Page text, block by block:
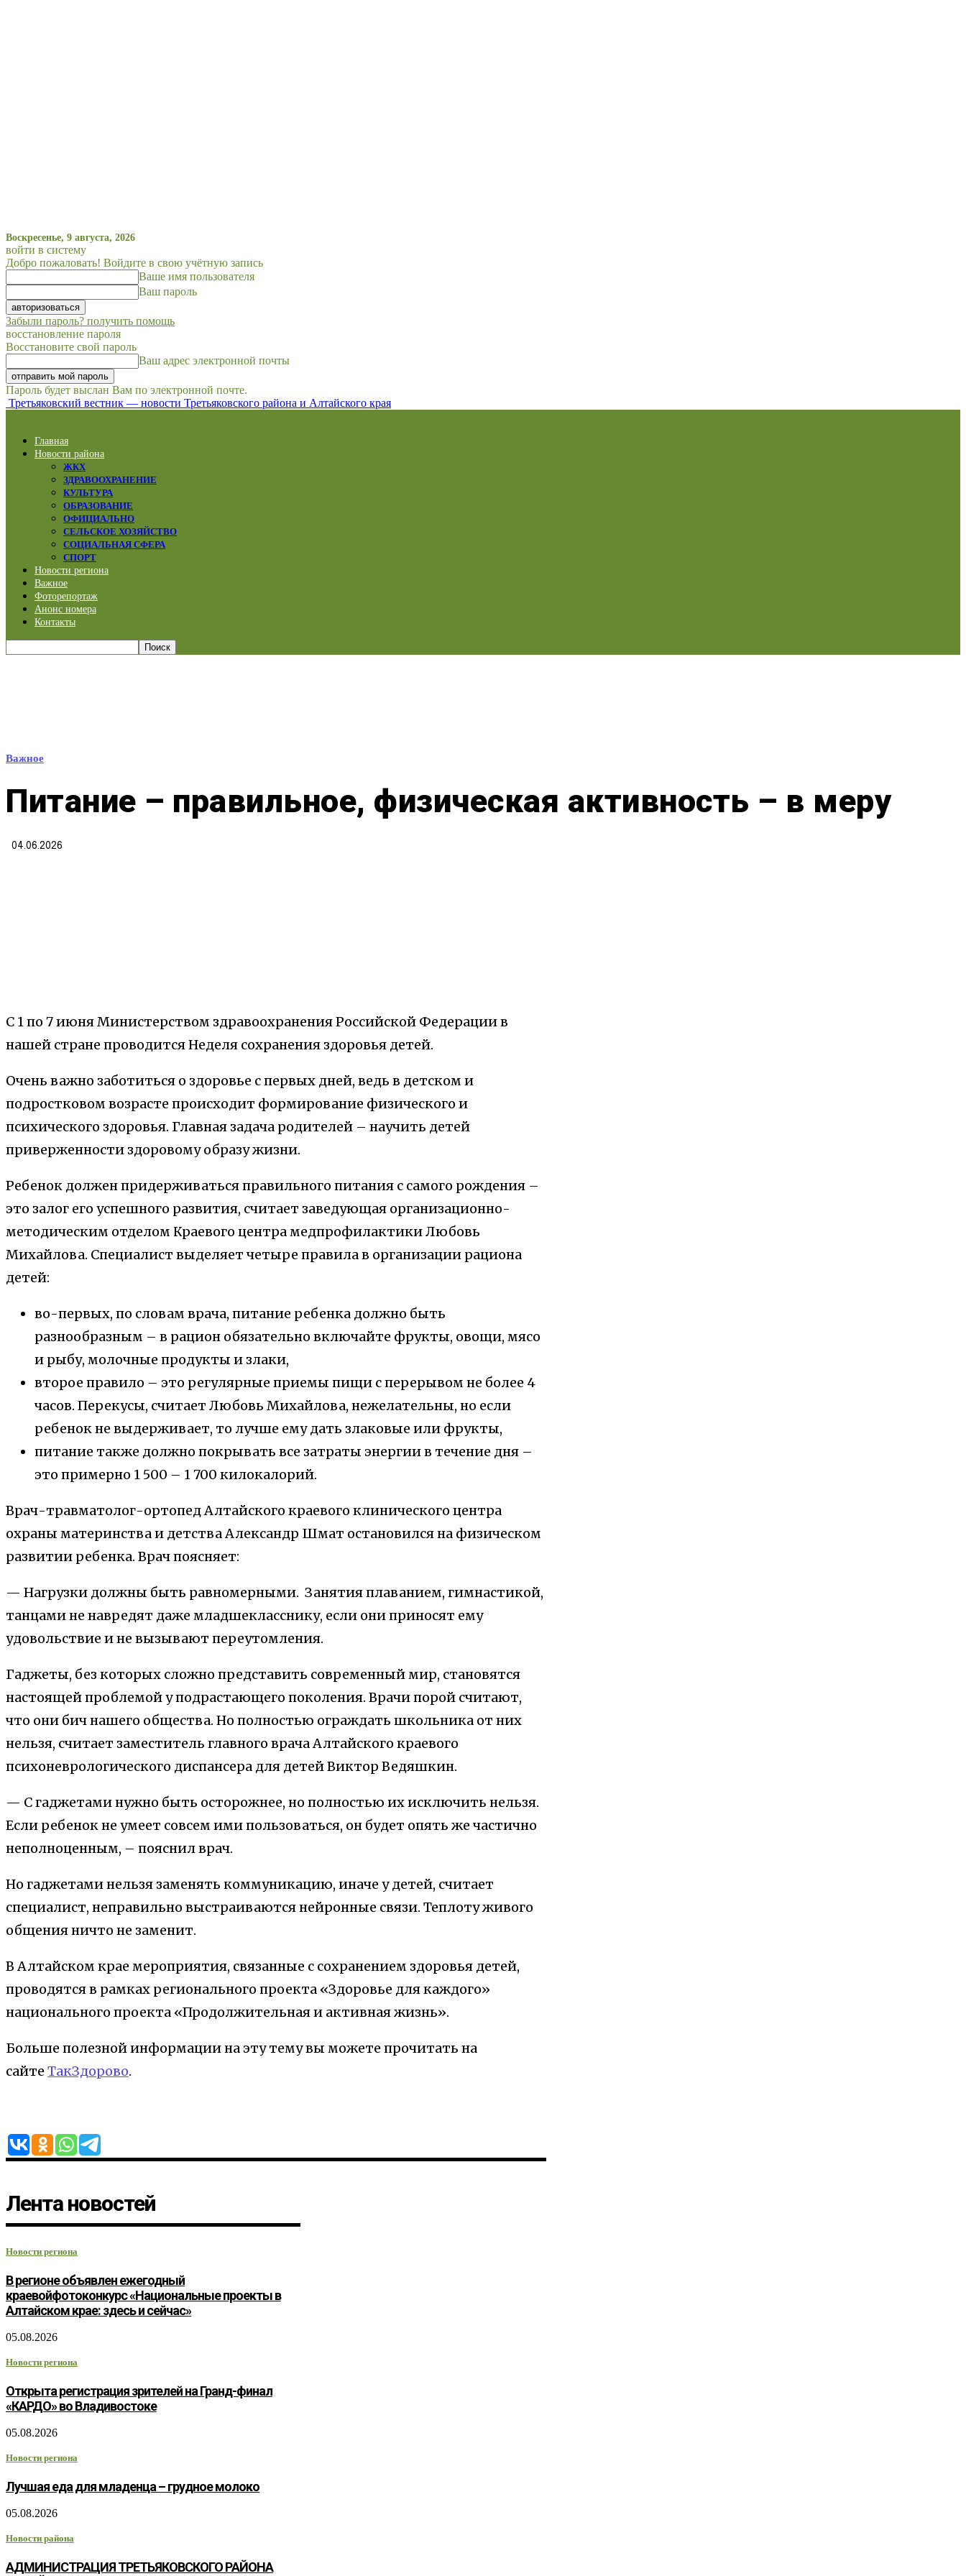
Воскресенье, 9 августа, 2026
войти в систему
Добро пожаловать! Войдите в свою учётную запись
Ваше имя пользователя
Ваш пароль
Забыли пароль? получить помощь
восстановление пароля
Восстановите свой пароль
Ваш адрес электронной почты
Пароль будет выслан Вам по электронной почте.
Третьяковский вестник — новости Третьяковского района и Алтайского края
Главная
Новости района
ЖКХ
ЗДРАВООХРАНЕНИЕ
КУЛЬТУРА
ОБРАЗОВАНИЕ
ОФИЦИАЛЬНО
СЕЛЬСКОЕ ХОЗЯЙСТВО
СОЦИАЛЬНАЯ СФЕРА
СПОРТ
Новости региона
Важное
Фоторепортаж
Анонс номера
Контакты
Важное
Питание – правильное, физическая активность – в меру
04.06.2026
С 1 по 7 июня Министерством здравоохранения Российской Федерации в
нашей стране проводится Неделя сохранения здоровья детей.
Очень важно заботиться о здоровье с первых дней, ведь в детском и
подростковом возрасте происходит формирование физического и
психического здоровья. Главная задача родителей – научить детей
приверженности здоровому образу жизни.
Ребенок должен придерживаться правильного питания с самого рождения –
это залог его успешного развития, считает заведующая организационно-
методическим отделом Краевого центра медпрофилактики Любовь
Михайлова. Специалист выделяет четыре правила в организации рациона
детей:
во-первых, по словам врача, питание ребенка должно быть
разнообразным – в рацион обязательно включайте фрукты, овощи, мясо
и рыбу, молочные продукты и злаки,
второе правило – это регулярные приемы пищи с перерывом не более 4
часов. Перекусы, считает Любовь Михайлова, нежелательны, но если
ребенок не выдерживает, то лучше ему дать злаковые или фрукты,
питание также должно покрывать все затраты энергии в течение дня –
это примерно 1 500 – 1 700 килокалорий.
Врач-травматолог-ортопед Алтайского краевого клинического центра
охраны материнства и детства Александр Шмат остановился на физическом
развитии ребенка. Врач поясняет:
— Нагрузки должны быть равномерными. Занятия плаванием, гимнастикой,
танцами не навредят даже младшекласснику, если они приносят ему
удовольствие и не вызывают переутомления.
Гаджеты, без которых сложно представить современный мир, становятся
настоящей проблемой у подрастающего поколения. Врачи порой считают,
что они бич нашего общества. Но полностью ограждать школьника от них
нельзя, считает заместитель главного врача Алтайского краевого
психоневрологического диспансера для детей Виктор Ведяшкин.
— С гаджетами нужно быть осторожнее, но полностью их исключить нельзя.
Если ребенок не умеет совсем ими пользоваться, он будет опять же частично
неполноценным, – пояснил врач.
Но гаджетами нельзя заменять коммуникацию, иначе у детей, считает
специалист, неправильно выстраиваются нейронные связи. Теплоту живого
общения ничто не заменит.
В Алтайском крае мероприятия, связанные с сохранением здоровья детей,
проводятся в рамках регионального проекта «Здоровье для каждого»
национального проекта «Продолжительная и активная жизнь».
Больше полезной информации на эту тему вы можете прочитать на
сайте ТакЗдорово.
Лента новостей
Новости региона
В регионе объявлен ежегодный
краевойфотоконкурс «Национальные проекты в
Алтайском крае: здесь и сейчас»
05.08.2026
Новости региона
Открыта регистрация зрителей на Гранд-финал
«КАРДО» во Владивостоке
05.08.2026
Новости региона
Лучшая еда для младенца – грудное молоко
05.08.2026
Новости района
АДМИНИСТРАЦИЯ ТРЕТЬЯКОВСКОГО РАЙОНА